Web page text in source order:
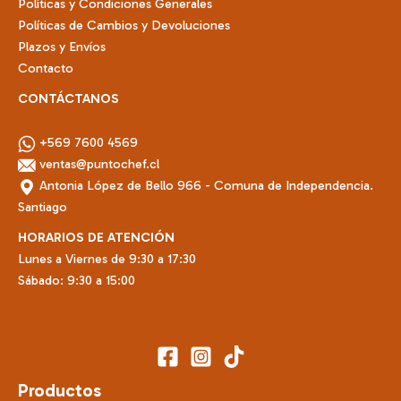
producto
Políticas y Condiciones Generales
Políticas de Cambios y Devoluciones
Plazos y Envíos
Contacto
CONTÁCTANOS
+569 7600 4569
ventas@puntochef.cl
Antonia López de Bello 966 - Comuna de Independencia.
Santiago
HORARIOS DE ATENCIÓN
Lunes a Viernes de 9:30 a 17:30
Sábado: 9:30 a 15:00
Productos